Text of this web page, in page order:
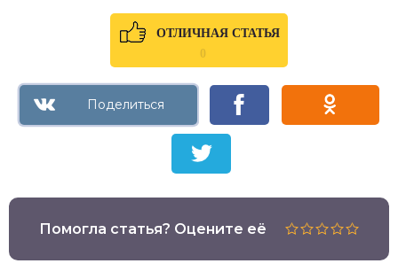
ОТЛИЧНАЯ СТАТЬЯ
0
Помогла статья? Оцените её